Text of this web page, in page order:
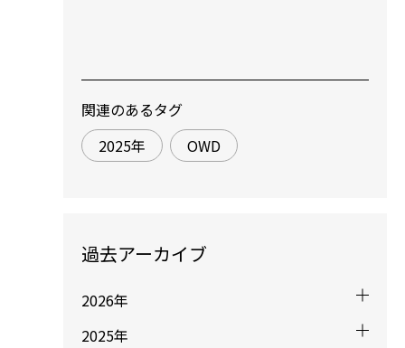
関連のあるタグ
2025年
OWD
過去アーカイブ
2026年
2025年